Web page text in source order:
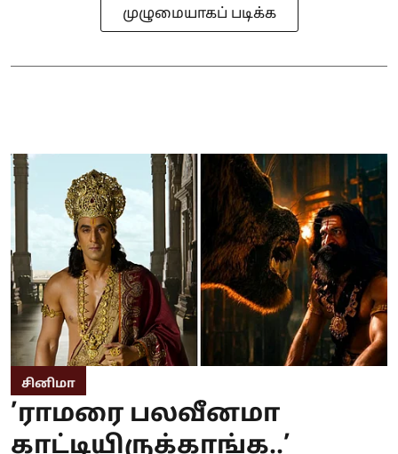
முழுமையாகப் படிக்க
சினிமா
’ராமரை பலவீனமா
காட்டியிருக்காங்க..’